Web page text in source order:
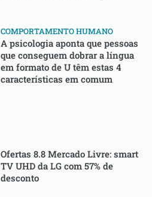
COMPORTAMENTO HUMANO
A psicologia aponta que pessoas
que conseguem dobrar a língua
em formato de U têm estas 4
características em comum
Ofertas 8.8 Mercado Livre: smart
TV UHD da LG com 57% de
desconto